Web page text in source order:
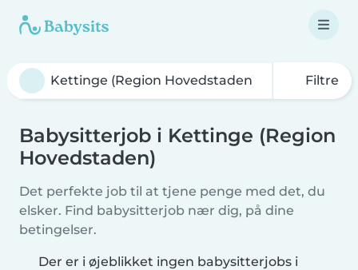
Filtre
Babysitterjob i Kettinge (Region
Hovedstaden)
Det perfekte job til at tjene penge med det, du
elsker. Find babysitterjob nær dig, på dine
betingelser.
Der er i øjeblikket ingen babysitterjobs i